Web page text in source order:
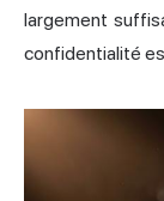
largement
confidentialité